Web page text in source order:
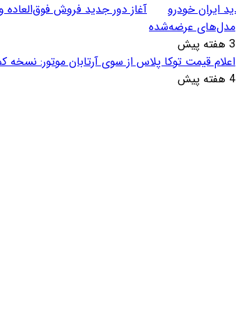
آغاز دور جدید فروش
مدل‌های عرضه‌شده
3 هفته پیش
اعلام قیمت توکا پلاس از سوی آرتابان موتور: نسخه کم‌آپشن با
4 هفته پیش